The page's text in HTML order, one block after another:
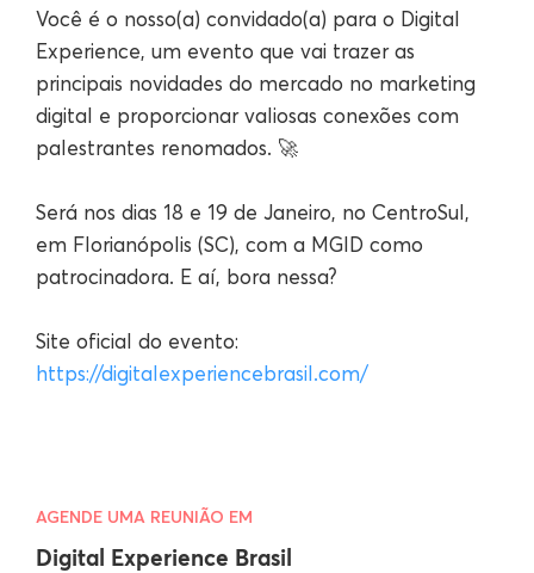
Você é o nosso(a) convidado(a) para o Digital
Experience, um evento que vai trazer as
principais novidades do mercado no marketing
digital e proporcionar valiosas conexões com
palestrantes renomados. 🚀
Será nos dias 18 e 19 de Janeiro, no CentroSul,
em Florianópolis (SC), com a MGID como
patrocinadora. E aí, bora nessa?
Site oficial do evento:
https://digitalexperiencebrasil.com/
AGENDE UMA REUNIÃO EM
Digital Experience Brasil